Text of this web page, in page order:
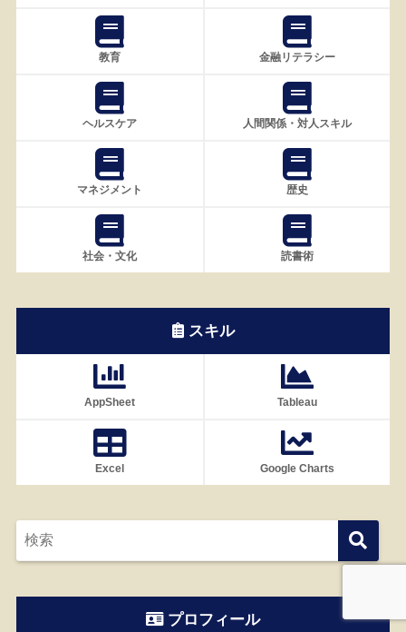
教育 金融リテラシー
ヘルスケア 人間関係・対人スキル
マネジメント 歴史
社会・文化 読書術
スキル
AppSheet Tableau
Excel Google Charts
プロフィール